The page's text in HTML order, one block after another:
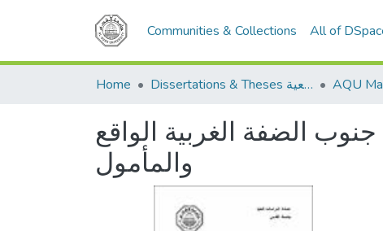
Communities & Collections All of
Home Dissertations & Theses الرسائل الجامعية
الضفة الغربية الواقع
والمأمول